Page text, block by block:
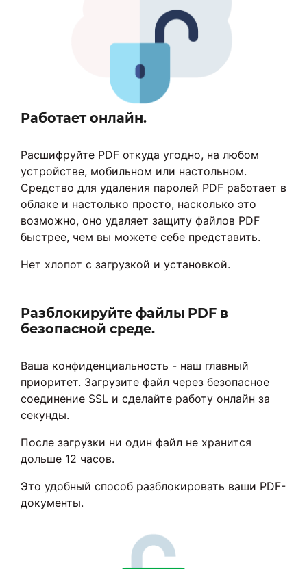
Работает онлайн.
Расшифруйте PDF откуда угодно, на любом
устройстве, мобильном или настольном.
Средство для удаления паролей PDF работает в
облаке и настолько просто, насколько это
возможно, оно удаляет защиту файлов PDF
быстрее, чем вы можете себе представить.
Нет хлопот с загрузкой и установкой.
Разблокируйте файлы PDF в
безопасной среде.
Ваша конфиденциальность - наш главный
приоритет. Загрузите файл через безопасное
соединение SSL и сделайте работу онлайн за
секунды.
После загрузки ни один файл не хранится
дольше 12 часов.
Это удобный способ разблокировать ваши PDF-
документы.